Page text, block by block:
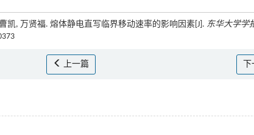
凯, 万贤福. 熔体静电直写临界移动速率的影响因素[J]. 东华大学学
上一篇